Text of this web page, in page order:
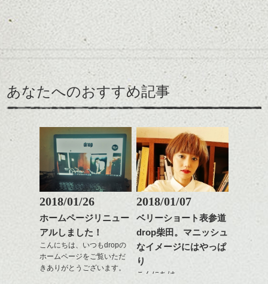
カラーリングとの組み合
わせで質感に変化をつけ
ながら楽しむ事ができる
のも
とても良いところです。
ダークトーンの色味でク
すめですよ。
ナチュラルなトーンの色
で柔らかさをプラスする
のも良いですね。
またクセ毛の方は質感調
整のストレートパーマで
髪質改善すると
おすすめです。
いつものスタイリングが
ドライした後オイルやワ
ックスをなじませるだけ
に。
ナチュラルなベージュカ
ラーで全体にツヤと透明
感をプラスして
質感も綺麗に見せやす
く。
スタイリング方法は全体
をドライした後、
ワックスとオイルを混ぜ
ながらもみこみ、なじま
せます。
質感をかるくととのえな
がら耳かけアレンジする
のも良い感じです。
これからのスタイルチェ
ンジ、似合うカラーリン
グの事やお手入れ方法な
是非なんでもご相談して
下さいね。
シバタ
前髪を軽めに調整し、フ
ェイスラインのデザイン
ですっきりした印象にな
るようカット。
バックを短めにカットし
全体のボリューム感がコ
ンパクトになるようにす
るのが良い感じです。
ベージュ系等の肌を綺麗
に見せる効果のあるカラ
ーリングをプラスして透
明感を表現すると
いろんなシーンに雰囲気
をだしやすくスタイリン
グも簡単で良いので朝の
時短にも◎
そんなショートカット。
軽めの前髪で透け感を演
出できるので、
この時期とてもおすすめ
ナチュラルなベージュカ
ラーで全体にツヤと透明
感をプラスして
質感も綺麗に見せやす
く。
をドライした後、
ワックスとオイルを混ぜ
ながらもみこみ、なじま
せます。
質感をかるくととのえな
あなたへのおすすめ記事
2018/01/26
ホームページリニュー
アルしました！
こんにちは、いつもdropの
ホームページをご覧いただ
きありがとうございます。
2018/01/07
ベリーショート表参道
drop柴田。マニッシュ
なイメージにはやっぱ
り
こんにちは、